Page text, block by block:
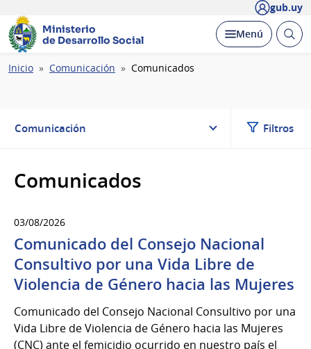
gub.uy
Ministerio
de Desarrollo Social
Desplegar
Menú Abrir
Ruta
Inicio Comunicación Comunicados
Comunicación Filtros
Comunicados
03/08/2026
Comunicado del Consejo Nacional
Consultivo por una Vida Libre de
Violencia de Género hacia las Mujeres
Comunicado del Consejo Nacional Consultivo por una
Vida Libre de Violencia de Género hacia las Mujeres
(CNC) ante el femicidio ocurrido en nuestro país el